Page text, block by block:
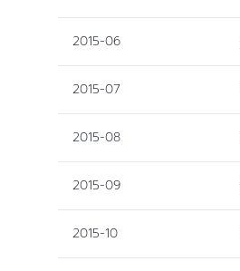
2015-06
2015-07
2015-08
2015-09
2015-10